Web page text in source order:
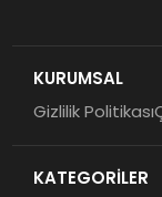
KURUMSAL
Gizlilik Politikası
KATEGORİLER